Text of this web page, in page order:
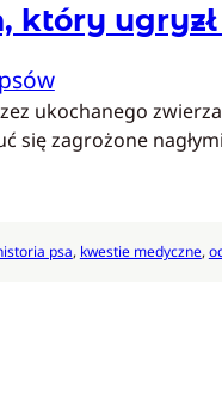
który
ukochanego
się zagrożone
psa, kwestie medyczne,